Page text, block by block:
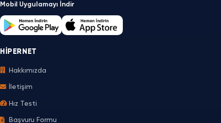
Mobil Uygulamayı İndir
HIPERNET
Hakkımızda
İletişim
Hız Testi
Başvuru Formu